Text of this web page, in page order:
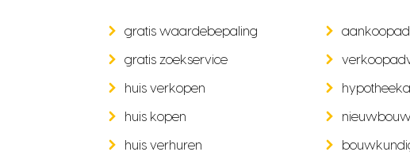
gratis waardebepaling
gratis zoekservice
huis verkopen
huis kopen
huis verhuren